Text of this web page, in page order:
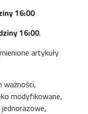
16:00
16:00.
artykuły
ważności,
modyfikowane,